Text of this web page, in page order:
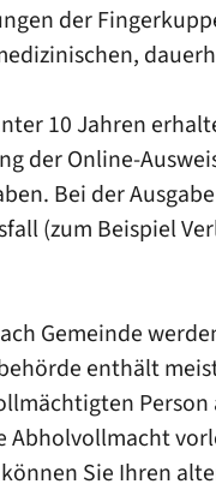
der
10 Jahren
der Online-
Bei der
(zum Beispiel
Gemeinde
enthält
Person
Abholvollmacht
Sie Ihren